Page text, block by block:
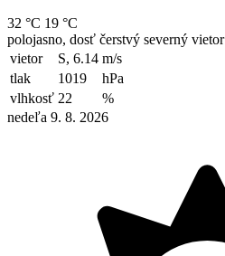
32 °C 19 °C
polojasno, dosť čerstvý severný vietor
vietor
S, 6.14 m/s
tlak
1019
hPa
vlhkosť 22
%
nedeľa 9. 8. 2026